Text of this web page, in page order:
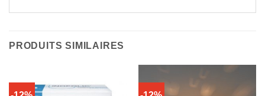
PRODUITS SIMILAIRES